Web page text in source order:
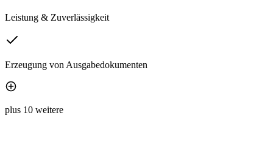
Leistung & Zuverlässigkeit
Erzeugung von Ausgabedokumenten
plus 10 weitere